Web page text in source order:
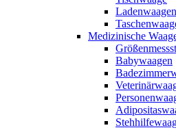
Ladenwaagen
Medizinische
Babywaagen